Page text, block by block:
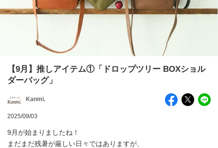
【9月】推しアイテム①「ドロップツリー BOXショル
ダーバッグ」
Kanmi.
2025/09/03
9月が始まりましたね！
まだまだ残暑が厳しい日々ではありますが、